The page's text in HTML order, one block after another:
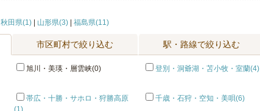
秋田県(1)| 山形県(3)| 福島県(11)
市区町村で絞り込む 駅・路線で絞り込む
旭川・美瑛・層雲峡(0) 登別・洞爺湖・苫小牧・室蘭(4)
帯広・十勝・サホロ・狩勝高原
(1)
千歳・石狩・空知・美唄(6)